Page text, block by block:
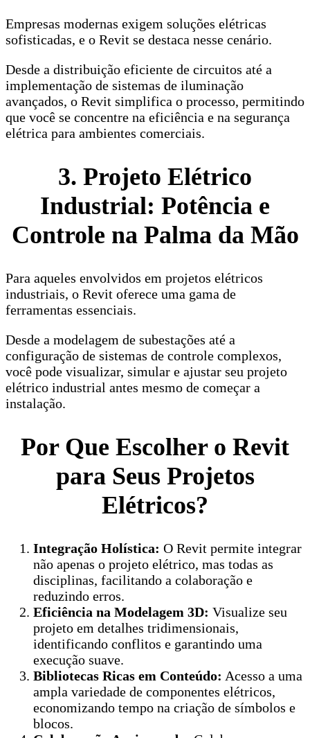
Empresas modernas exigem soluções elétricas
sofisticadas, e o Revit se destaca nesse cenário.
Desde a distribuição eficiente de circuitos até a
implementação de sistemas de iluminação
avançados, o Revit simplifica o processo, permitindo
que você se concentre na eficiência e na segurança
elétrica para ambientes comerciais.
3. Projeto Elétrico
Industrial: Potência e
Controle na Palma da Mão
Para aqueles envolvidos em projetos elétricos
industriais, o Revit oferece uma gama de
ferramentas essenciais.
Desde a modelagem de subestações até a
configuração de sistemas de controle complexos,
você pode visualizar, simular e ajustar seu projeto
elétrico industrial antes mesmo de começar a
instalação.
Por Que Escolher o Revit
para Seus Projetos
Elétricos?
Integração Holística: O Revit permite integrar
não apenas o projeto elétrico, mas todas as
disciplinas, facilitando a colaboração e
reduzindo erros.
Eficiência na Modelagem 3D: Visualize seu
projeto em detalhes tridimensionais,
identificando conflitos e garantindo uma
execução suave.
Bibliotecas Ricas em Conteúdo: Acesso a uma
ampla variedade de componentes elétricos,
economizando tempo na criação de símbolos e
blocos.